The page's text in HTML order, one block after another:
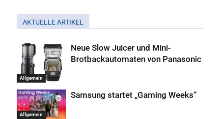
AKTUELLE ARTIKEL
Allgemein
Neue Slow Juicer und Mini-
Brotbackautomaten von Panasonic
Allgemein
Samsung startet „Gaming Weeks“